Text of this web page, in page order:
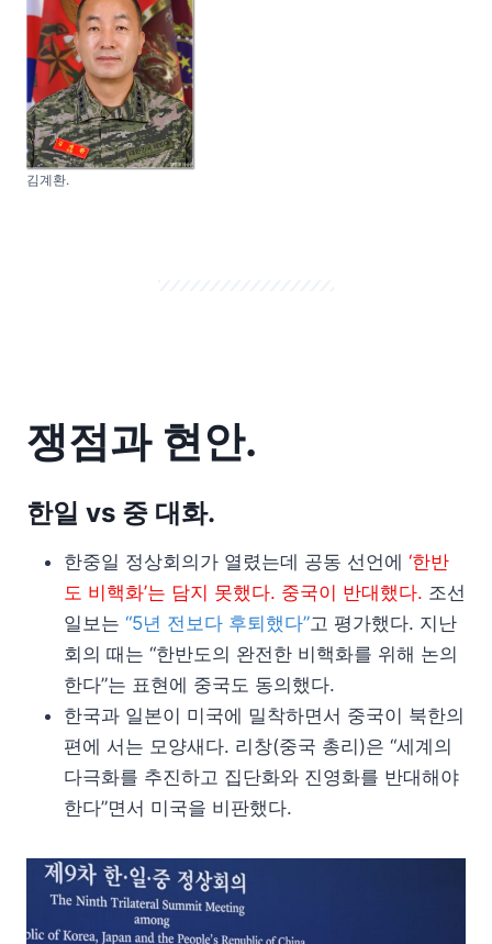
김계환.
쟁점과 현안.
한일 vs 중 대화.
한중일 정상회의가 열렸는데 공동 선언에 ‘한반
도 비핵화’는 담지 못했다. 중국이 반대했다. 조선
일보는 “5년 전보다 후퇴했다”고 평가했다. 지난
회의 때는 “한반도의 완전한 비핵화를 위해 논의
한다”는 표현에 중국도 동의했다.
한국과 일본이 미국에 밀착하면서 중국이 북한의
편에 서는 모양새다. 리창(중국 총리)은 “세계의
다극화를 추진하고 집단화와 진영화를 반대해야
한다”면서 미국을 비판했다.